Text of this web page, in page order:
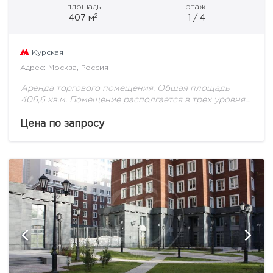
площадь
407 м2
этаж
1 / 4
Курская
Адрес: Москва, Россия
Аренда торгового помещения. Общая площадь
406,6 кв.м. Помещение располгается в трех уровнях:
этажи - 3...
Цена по запросу